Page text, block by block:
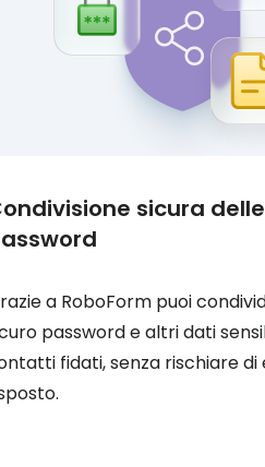
sicura delle
a RoboForm puoi
password e altri dati
fidati, senza rischiare di